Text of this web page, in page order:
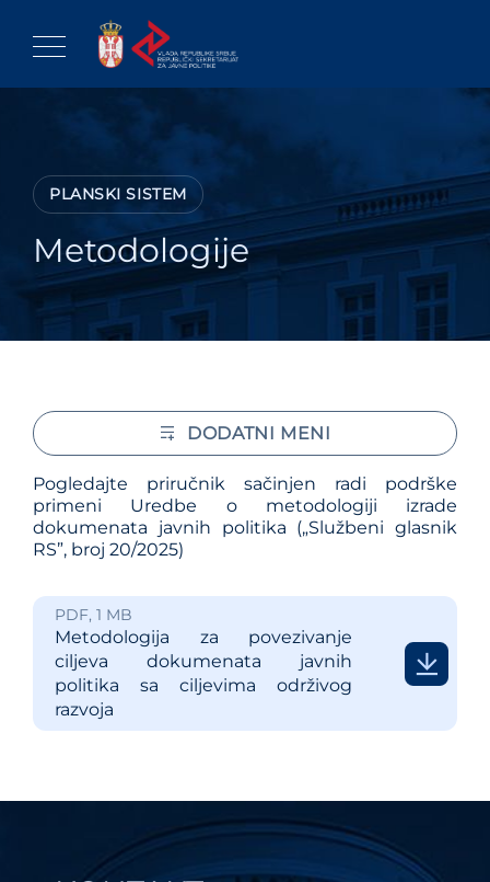
content
PLANSKI SISTEM
Metodologije
Pogledajte priručnik sačinjen radi podrškе
primеni Urеdbе o mеtodologiji izradе
dokumеnata javnih politika („Službеni glasnik
RS”, broj 20/2025)
PDF, 1 MB
Metodologija za povezivanje
ciljeva dokumenata javnih
politika sa ciljevima održivog
razvoja
DODATNI MENI